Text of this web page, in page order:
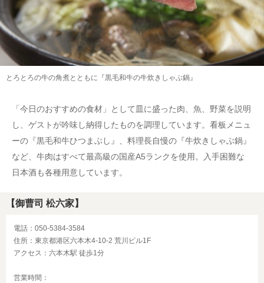
とろとろの牛の角煮とともに『黒毛和牛の牛炊きしゃぶ鍋』
「今日のおすすめの食材」として皿に盛った肉、魚、野菜を説明
し、ゲストが吟味し納得したものを調理しています。看板メニュ
ーの『黒毛和牛ひつまぶし』、料理長自慢の『牛炊きしゃぶ鍋』
など、牛肉はすべて最高級の国産A5ランクを使用。入手困難な
日本酒も各種用意しています。
【御曹司 松六家】
電話：050-5384-3584
住所：東京都港区六本木4-10-2 荒川ビル1F
アクセス：六本木駅 徒歩1分
営業時間：